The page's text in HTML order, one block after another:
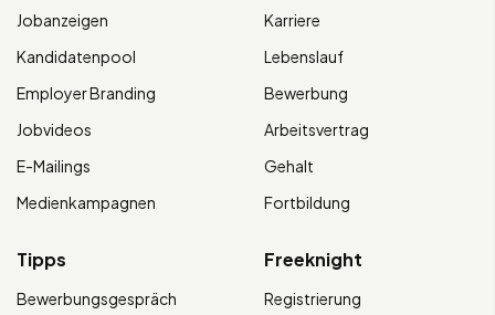
Jobanzeigen
Kandidatenpool
Employer Branding
Jobvideos
E-Mailings
Medienkampagnen
Karriere
Lebenslauf
Bewerbung
Arbeitsvertrag
Gehalt
Fortbildung
Tipps
Bewerbungsgespräch
Freeknight
Registrierung